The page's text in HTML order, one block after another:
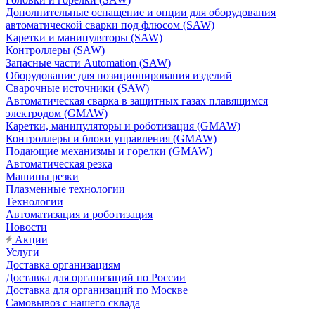
Дополнительные оснащение и опции для оборудования
автоматической сварки под флюсом (SAW)
Каретки и манипуляторы (SAW)
Контроллеры (SAW)
Запасные части Automation (SAW)
Оборудование для позиционирования изделий
Сварочные источники (SAW)
Автоматическая сварка в защитных газах плавящимся
электродом (GMAW)
Каретки, манипуляторы и роботизация (GMAW)
Контроллеры и блоки управления (GMAW)
Подающие механизмы и горелки (GMAW)
Автоматическая резка
Машины резки
Плазменные технологии
Технологии
Автоматизация и роботизация
Новости
Акции
Услуги
Доставка организациям
Доставка для организаций по России
Доставка для организаций по Москве
Самовывоз с нашего склада